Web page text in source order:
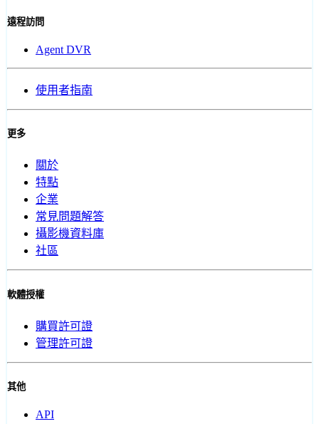
遠程訪問
Agent DVR
使用者指南
更多
關於
特點
企業
常見問題解答
攝影機資料庫
社區
軟體授權
購買許可證
管理許可證
其他
API